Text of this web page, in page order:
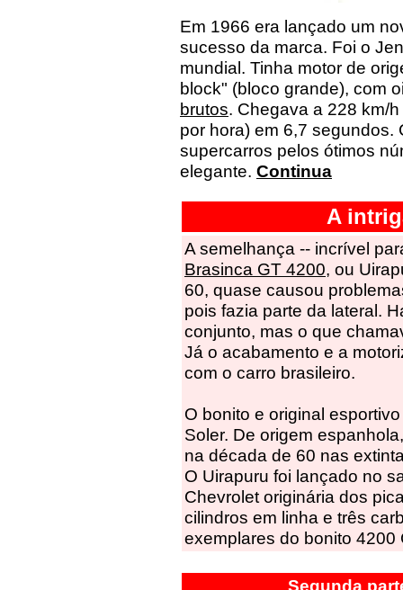
Em 1966 era lançado um
sucesso da marca. Foi o
mundial. Tinha motor de
block" (bloco grande), com
brutos. Chegava a 228 km/
por hora) em 6,7
supercarros pelos ótimos
elegante. Continua
A
A semelhança -- incrível
Brasinca GT 4200, ou
60, quase causou
pois fazia parte da lateral.
conjunto, mas o que
Já o acabamento e a
com o carro brasileiro.
O bonito e original
Soler. De origem
na década de 60 nas
O Uirapuru foi lançado no
Chevrolet originária dos
cilindros em linha e três
exemplares do bonito 4200
Segunda